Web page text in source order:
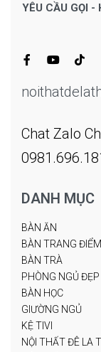
YÊU CẦU GỌI
Chat Zalo
DANH MỤC
BÀN ĂN
BÀN TRANG ĐIỂM
BÀN TRÀ
PHÒNG NGỦ ĐẸP
BÀN HỌC
GIƯỜNG NGỦ
KỆ TIVI
NỘI THẤT ĐÊ LA